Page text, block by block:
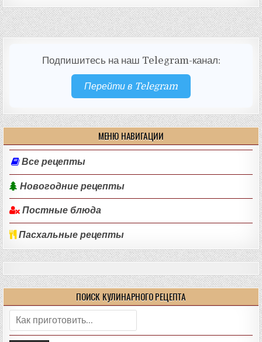
Подпишитесь на наш Telegram-канал:
Перейти в Telegram
МЕНЮ НАВИГАЦИИ
Все рецепты
Новогодние рецепты
Постные блюда
Пасхальные рецепты
ПОИСК КУЛИНАРНОГО РЕЦЕПТА
Поиск: